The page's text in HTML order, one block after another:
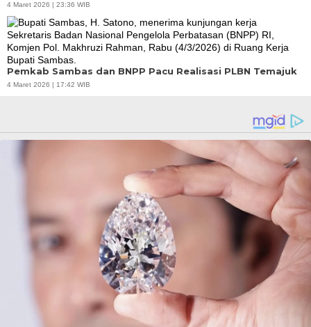
4 Maret 2026 | 23:36 WIB
Pemkab Sambas dan BNPP Pacu Realisasi PLBN Temajuk
4 Maret 2026 | 17:42 WIB